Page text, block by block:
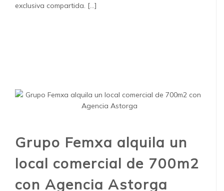
exclusiva compartida. [...]
Grupo Femxa alquila un
local comercial de 700m2
con Agencia Astorga